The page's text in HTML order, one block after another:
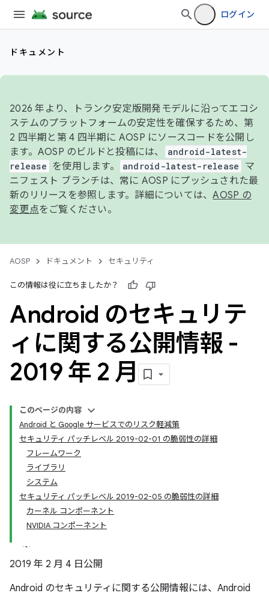
ログイン
ドキュメント
2026 年より、トランク安定版開発モデルに沿ってエコシ
ステムのプラットフォームの安定性を確保するため、第
2 四半期と第 4 四半期に AOSP にソースコードを公開し
ます。AOSP のビルドと投稿には、
android-latest-
release
を使用します。 android-latest-release
マ
ニフェスト ブランチは、常に AOSP にプッシュされた最
新のリリースを参照します。詳細については、AOSP の
変更点をご覧ください。
AOSP ドキュメント セキュリティ
この情報は役に立ちましたか？
Android のセキュリテ
ィに関する公開情報 -
2019 年 2 月
このページの内容
Android と Google サービスでのリスク軽減策
セキュリティ パッチレベル 2019-02-01 の脆弱性の詳細
フレームワーク
ライブラリ
システム
セキュリティ パッチレベル 2019-02-05 の脆弱性の詳細
カーネル コンポーネント
NVIDIA コンポーネント
2019 年 2 月 4 日公開
Android のセキュリティに関する公開情報には、Android